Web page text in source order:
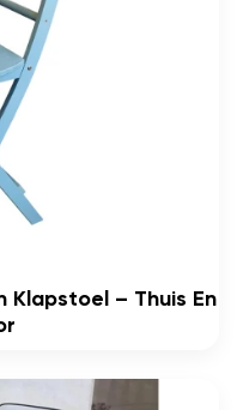
Klapstoel – Thuis En